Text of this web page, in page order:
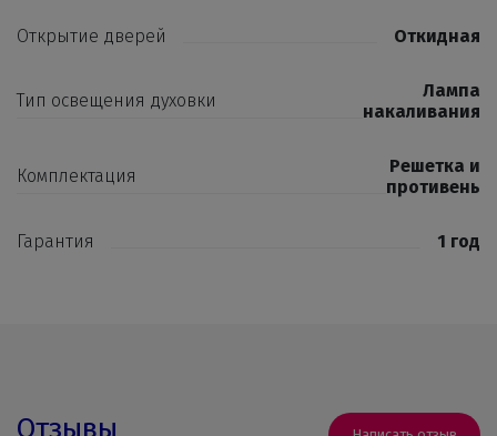
Открытие дверей Откидная
Тип освещения духовки
Лампа
накаливания
Комплектация
Решетка и
противень
Гарантия 1 год
Отзывы